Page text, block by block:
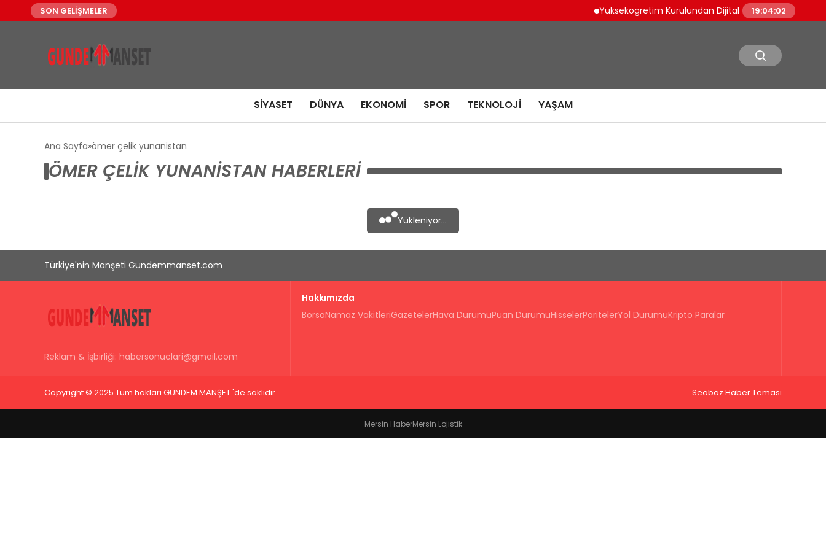
SON GELİŞMELER Yuksekogretim Kurulundan Dijital Donusum Icin
19:04:02
SIYASET DÜNYA EKONOMI SPOR TEKNOLOJI YAŞAM
Ana Sayfa ömer çelik yunanistan
ÖMER ÇELIK YUNANISTAN HABERLERI
Yükleniyor...
Türkiye'nin Manşeti Gundemmanset.com
Reklam & İşbirliği: habersonuclari@gmail.com
Hakkımızda
BorsaNamaz VakitleriGazetelerHava DurumuPuan DurumuHisselerParitelerYol DurumuKripto Paralar
Copyright © 2025 Tüm hakları GÜNDEM MANŞET 'de saklıdır. Seobaz Haber Teması
Mersin HaberMersin Lojistik